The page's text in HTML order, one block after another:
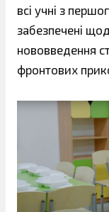
всі учні з
забезпечені
нововведення
фронтових